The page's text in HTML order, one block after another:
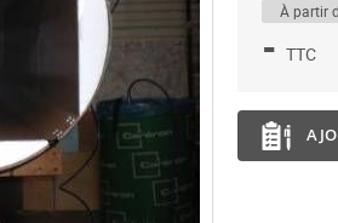
À partir
- TTC